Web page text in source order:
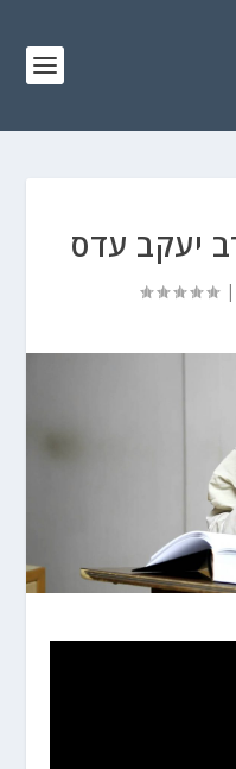
יעקב עדס
|